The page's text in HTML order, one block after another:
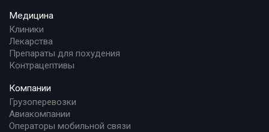
Медицина
Клиники
Лекарства
Препараты для похудения
Контрацептивы
Компании
Грузоперевозки
Авиакомпании
Операторы мобильной связи